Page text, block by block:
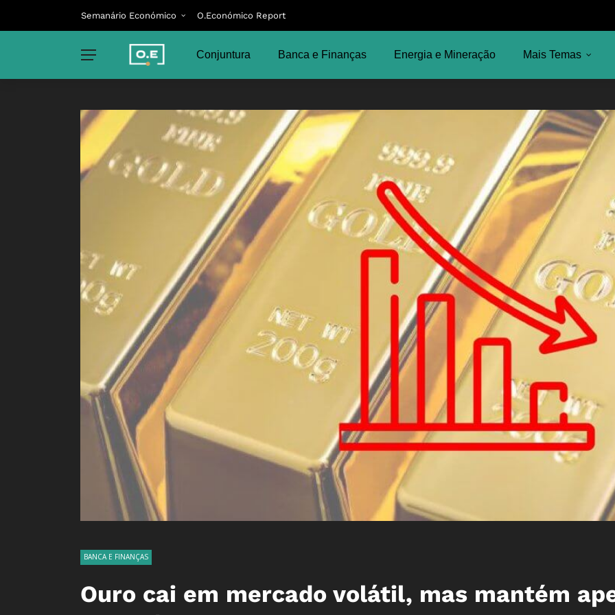
Semanário Económico O.Económico Report
Conjuntura Banca e Finanças Energia e Mineração Mais Temas
BANCA E FINANÇAS
Ouro cai em mercado volátil, mas mantém